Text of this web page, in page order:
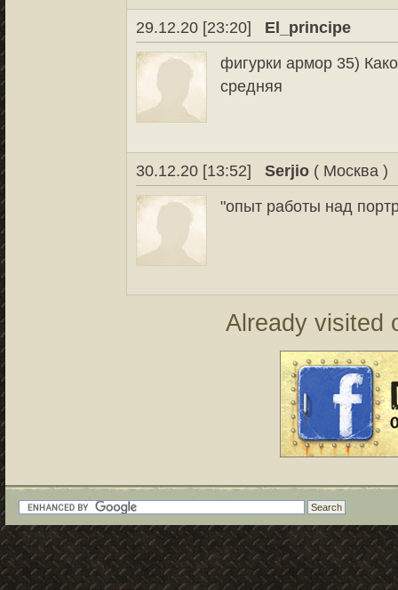
29.12.20 [23:20]
El_principe
фигурки армор 35)
средняя
30.12.20 [13:52] Serjio ( Москва )
"опыт работы над
Already visited